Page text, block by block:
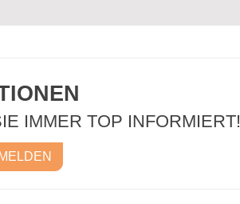
IMMER TOP INFORMIERT!